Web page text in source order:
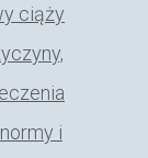
ciąży
i